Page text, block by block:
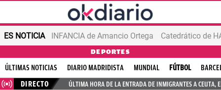
ES NOTICIA INFANCIA de Amancio Ortega
DEPORTES
ÚLTIMAS NOTICIAS DIARIO MADRIDISTA MUNDIAL FÚTBOL
DIRECTO
ÚLTIMA HORA DE LA ENTRADA DE INMIGRANTES A CEUTA,